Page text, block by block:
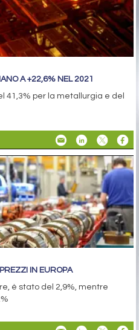
A +22,6% NEL 2021
41,3% per la metallurgia e del
IN EUROPA
è stato del 2,9%, mentre